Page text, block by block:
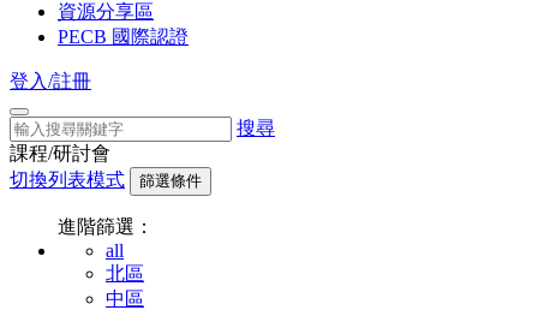
資源分享區
PECB 國際認證
登入/註冊
搜尋
課程/研討會
切換列表模式
篩選條件
進階篩選：
all
北區
中區